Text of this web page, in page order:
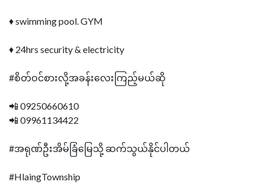
♦ swimming pool. GYM
♦ 24hrs security & electricity
#စိတ်ဝင်စားလို့အခန်းလေးကြည့်မယ်ဆို
📲 09250660610
📲 09961134422
#အရုဏ်ဦးအိမ်ခြံမြေသို့ ဆက်သွယ်နိုင်ပါတယ်
#HlaingTownship